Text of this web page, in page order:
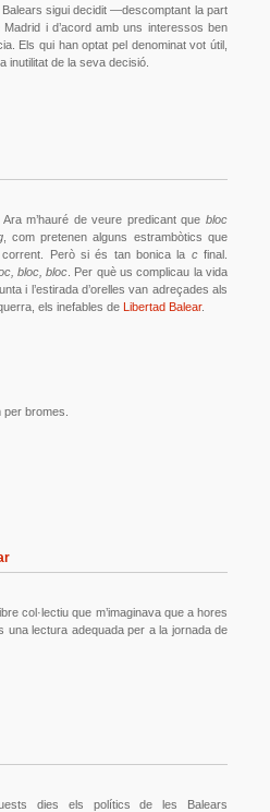
sigui decidit —descomptant la part
i d’acord amb uns interessos ben
Els qui han optat pel denominat vot útil,
inutilitat de la seva decisió.
m’hauré de veure predicant que bloc
, com pretenen alguns estrambòtics que
Però si és tan bonica la cfinal.
bloc, bloc . Per què us complicau la vida
i l’estirada d’orelles van adreçades als
els inefables de Libertad Balear.
bromes.
col·lectiu que m’imaginava que a hores
una lectura adequada per a la jornada de
dies els polítics de les Balears